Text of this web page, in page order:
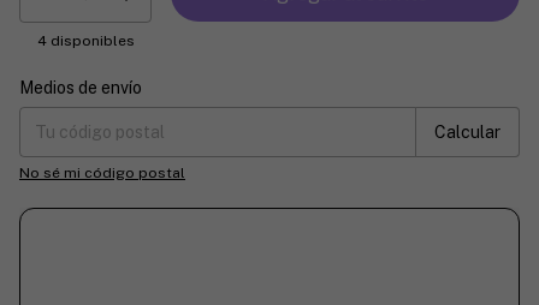
4 disponibles
Entregas para el CP:
Medios de envío
Calcular
No sé mi código postal